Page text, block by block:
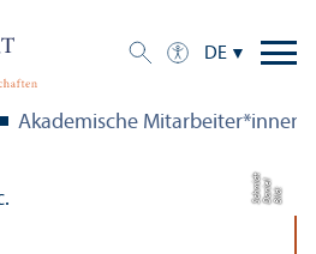
DE
Akademische Mitarbeiter*innen
Bil
d:
D
a
ni
elS
c
h
mi
d
t